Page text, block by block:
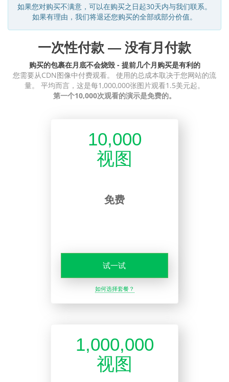
如果您对购买不满意，可以在购买之日起30天内与我们联系。
如果有理由，我们将退还您购买的全部或部分价值。
一次性付款 — 没有月付款
购买的包裹在月底不会烧毁 - 提前几个月购买是有利的
您需要从CDN图像中付费观看。 使用的总成本取决于您网站的流
量。 平均而言，这是每1,000,000张图片观看1.5美元起。
第一个10,000次观看的演示是免费的。
10,000
视图
免费
试一试
如何选择套餐？
1,000,000
视图